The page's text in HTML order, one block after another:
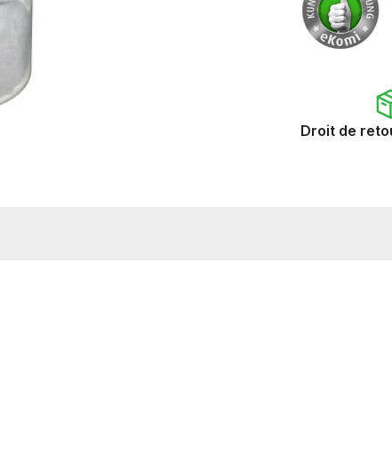
Droit de